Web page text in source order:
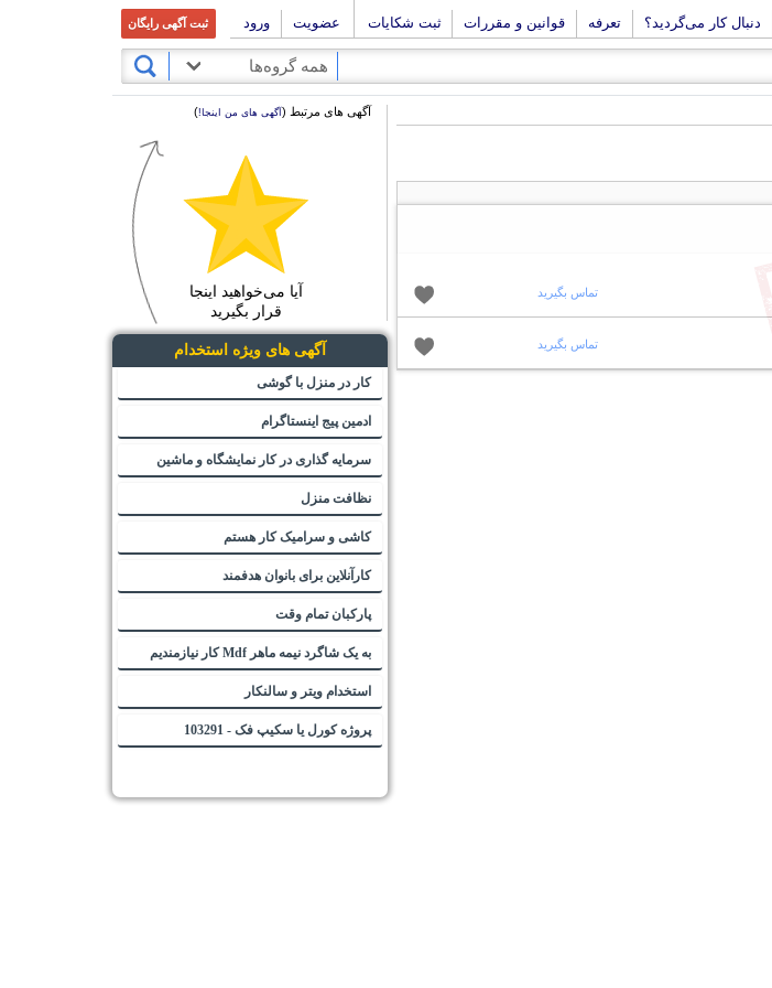
دنبال کار می‌گردید؟ تعرفه قوانین و مقررات ثبت شکایات عضویت ورود ثبت آگهی رایگان
همه گروه‌ها
تماس بگیرید
تماس بگیرید
آگهی های مرتبط (آگهی های من اینجا!)
آیا می‌خواهید اینجا
قرار بگیرید
آگهی های ویژه استخدام
کار در منزل با گوشی
ادمین پیج اینستاگرام
سرمایه گذاری در کار نمایشگاه و ماشین
نظافت منزل
کاشی و سرامیک کار هستم
کارآنلاین برای بانوان هدفمند
پارکبان تمام وقت
به یک شاگرد نیمه ماهر Mdf کار نیازمندیم
استخدام ویتر و سالنکار
پروژه کورل یا سکیپ فک - 103291